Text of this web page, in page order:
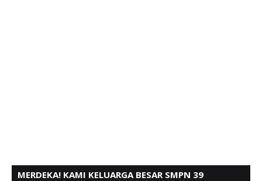
MERDEKA! KAMI KELUARGA BESAR SMPN 39